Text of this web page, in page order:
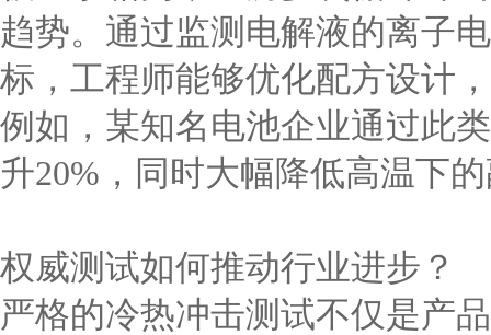
趋势。通过监测电解液的离子
标，工程师能够优化配方设计
例如，某知名电池企业通过此
升20%，同时大幅降低高温下
权威测试如何推动行业进步？
严格的冷热冲击测试不仅是产